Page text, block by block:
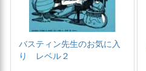
バスティン先生のお気に入
り レベル２